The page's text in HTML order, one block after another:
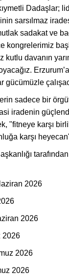
Dadaşlar;
sarsılmaz
sadakat ve
kongrelerimiz
kutlu davanın
gücümüzle
sadece bir
iradenin
"fitneye karşı
karşı
2026
2026
2026
2026
2026